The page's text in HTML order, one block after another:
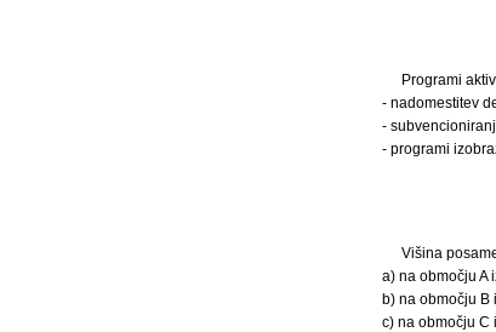
Programi
- nadomestitev
-
- programi
Višina
a) na območju A
b) na območju B
c) na območju C